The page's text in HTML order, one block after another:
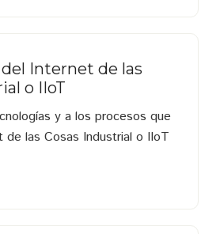
Internet de las
o IIoT
y a los procesos que
de las Cosas Industrial o IIoT